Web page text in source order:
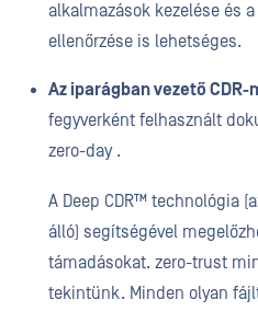
alkalmazások kezelése és
ellenőrzése is lehetséges.
Az iparágban vezető CDR-
fegyverként felhasznált
zero-day .
A Deep CDR™ technológia
álló) segítségével
támadásokat. zero-trust
tekintünk. Minden olyan